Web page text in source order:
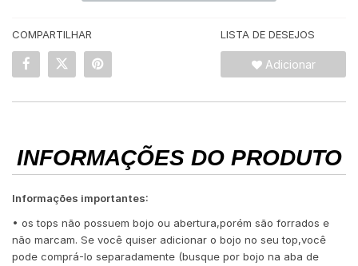
COMPARTILHAR LISTA DE DESEJOS
Adicionar
INFORMAÇÕES DO PRODUTO
Informações importantes:
• os tops não possuem bojo ou abertura,porém são forrados e
não marcam. Se você quiser adicionar o bojo no seu top,você
pode comprá-lo separadamente (busque por bojo na aba de